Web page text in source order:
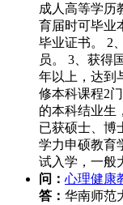
成人高等学历
育届时可毕业
毕业证书。 2
员。 3、获得
年以上，达到
修本科课程2
的本科结业生
已获硕士、博
学力申硕教育
试入学，一般
问： 心理健康
答： 华南师范